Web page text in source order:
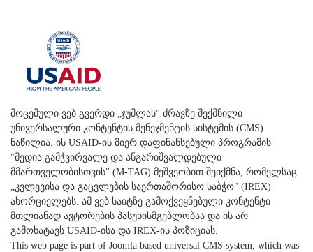
მოცემული ვებ გვერდი „ჯუმლას" ძრავზე შექმნილი
უნივერსალური კონტენტის მენეჯმენტის სისტემის (CMS)
ნაწილია. ის USAID-ის მიერ დაფინანსებული პროგრამის
"მედია გამჭვირვალე და ანგარიშვალდებული
მმართველობისთვის" (M-TAG) მეშვეობით შეიქმნა, რომელსაც
„კვლევისა და გაცვლების საერთაშორისო საბჭო" (IREX)
ახორციელებს. ამ ვებ საიტზე გამოქვეყნებული კონტენტი
მთლიანად ავტორების პასუხისმგებლობაა და ის არ
გამოხატავს USAID-ისა და IREX-ის პოზიციას.
This web page is part of Joomla based universal CMS system, which was